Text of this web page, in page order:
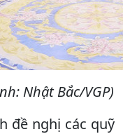
Nhật Bắc/VGP)
đề nghị các quỹ